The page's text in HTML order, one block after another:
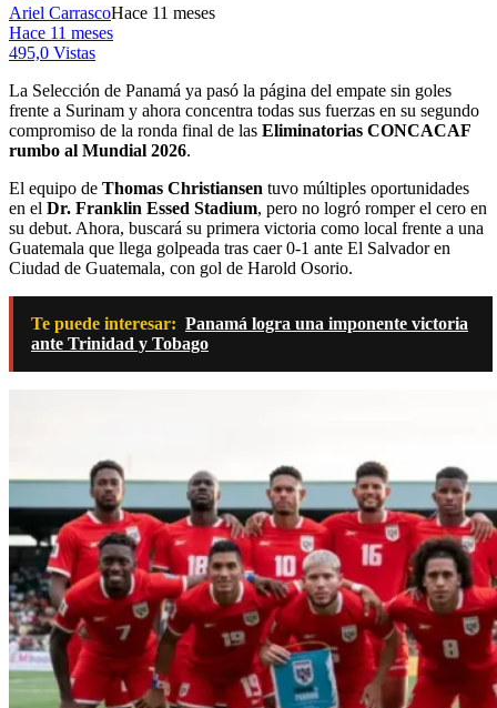
Ariel CarrascoHace 11 meses
Hace 11 meses
495,0 Vistas
La Selección de Panamá ya pasó la página del empate sin goles
frente a Surinam y ahora concentra todas sus fuerzas en su segundo
compromiso de la ronda final de las Eliminatorias CONCACAF
rumbo al Mundial 2026.
El equipo de Thomas Christiansen tuvo múltiples oportunidades
en el Dr. Franklin Essed Stadium, pero no logró romper el cero en
su debut. Ahora, buscará su primera victoria como local frente a una
Guatemala que llega golpeada tras caer 0-1 ante El Salvador en
Ciudad de Guatemala, con gol de Harold Osorio.
Te puede interesar: Panamá logra una imponente victoria
ante Trinidad y Tobago